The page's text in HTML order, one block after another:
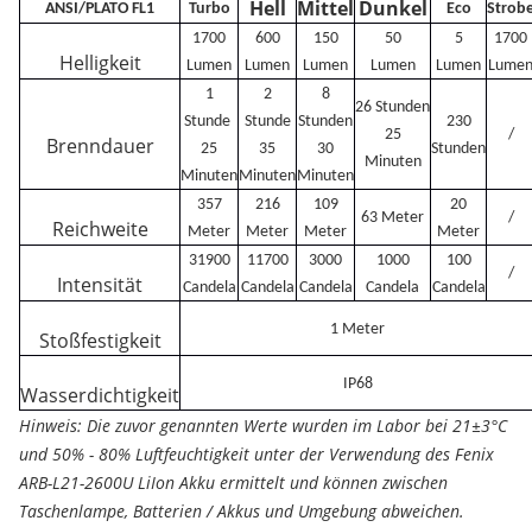
ANSI/PLATO FL1 Turbo Hell Mittel Dunkel Eco
Helligkeit
1700
Lumen
600
Lumen
150
Lumen
50
Lumen
5
Lumen
1700
Lumen
Brenndauer
1
Stunde
25
Minuten
2
Stunde
35
Minuten
8
Stunden
30
Minuten
26 Stunden
25
Minuten
230
Stunden
/
Reichweite
357
Meter
216
Meter
109
Meter
63 Meter
20
Meter
/
Intensität
31900
Candela
11700
Candela
3000
Candela
1000
Candela
100
Candela
/
Stoßfestigkeit 1 Meter
Wasserdichtigkeit IP68
Hinweis: Die zuvor genannten Werte wurden im Labor bei 21±3°C
und 50% - 80% Luftfeuchtigkeit unter der Verwendung des Fenix
ARB-L21-2600U LiIon Akku ermittelt und können zwischen
Taschenlampe, Batterien / Akkus und Umgebung abweichen.